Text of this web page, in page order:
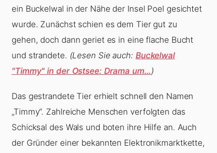
ein Buckelwal in der Nähe der Insel Poel gesichtet
wurde. Zunächst schien es dem Tier gut zu
gehen, doch dann geriet es in eine flache Bucht
und strandete. (Lesen Sie auch: Buckelwal
"Timmy" in der Ostsee: Drama um…)
Das gestrandete Tier erhielt schnell den Namen
„Timmy“. Zahlreiche Menschen verfolgten das
Schicksal des Wals und boten ihre Hilfe an. Auch
der Gründer einer bekannten Elektronikmarktkette,